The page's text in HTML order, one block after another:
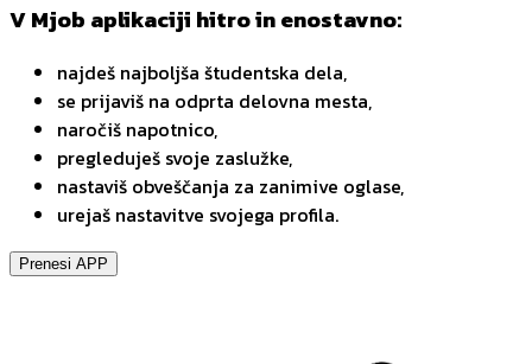
V Mjob aplikaciji hitro in enostavno:
najdeš najboljša študentska dela,
se prijaviš na odprta delovna mesta,
naročiš napotnico,
pregleduješ svoje zaslužke,
nastaviš obveščanja za zanimive oglase,
urejaš nastavitve svojega profila.
Prenesi APP